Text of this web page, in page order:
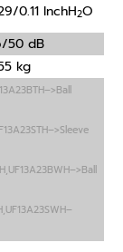
0.11 InchH2O
50 dB
kg